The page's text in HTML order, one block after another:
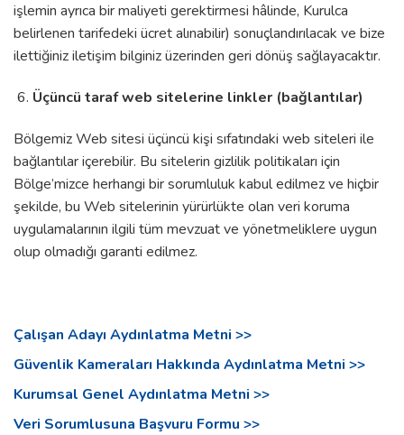
işlemin ayrıca bir maliyeti gerektirmesi hâlinde, Kurulca
belirlenen tarifedeki ücret alınabilir) sonuçlandırılacak ve bize
ilettiğiniz iletişim bilginiz üzerinden geri dönüş sağlayacaktır.
Üçüncü taraf web sitelerine linkler (bağlantılar)
Bölgemiz Web sitesi üçüncü kişi sıfatındaki web siteleri ile
bağlantılar içerebilir. Bu sitelerin gizlilik politikaları için
Bölge’mizce herhangi bir sorumluluk kabul edilmez ve hiçbir
şekilde, bu Web sitelerinin yürürlükte olan veri koruma
uygulamalarının ilgili tüm mevzuat ve yönetmeliklere uygun
olup olmadığı garanti edilmez.
Çalışan Adayı Aydınlatma Metni >>
Güvenlik Kameraları Hakkında Aydınlatma Metni >>
Kurumsal Genel Aydınlatma Metni >>
Veri Sorumlusuna Başvuru Formu >>